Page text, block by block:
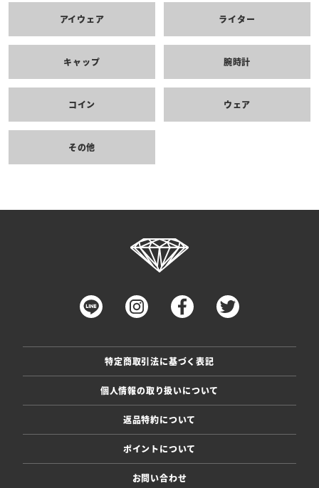
アイウェア ライター
キャップ 腕時計
コイン ウェア
その他
特定商取引法に基づく表記
個人情報の取り扱いについて
返品特約について
ポイントについて
お問い合わせ